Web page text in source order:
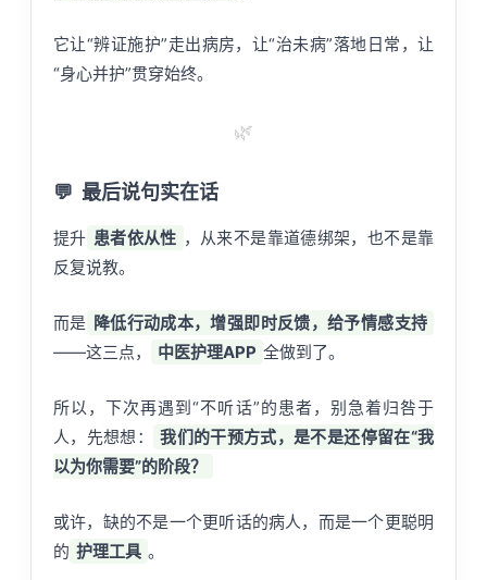
它让“辨证施护”走出病房，让“治未病”落地日常，让
“身心并护”贯穿始终。
🌿
💬 最后说句实在话
提升 患者依从性 ，从来不是靠道德绑架，也不是靠
反复说教。
而是 降低行动成本，增强即时反馈，给予情感支持
——这三点，
中医护理APP 全做到了。
所以，下次再遇到“不听话”的患者，别急着归咎于
人，先想想：
我们的干预方式，是不是还停留在“我
以为你需要”的阶段？
或许，缺的不是一个更听话的病人，而是一个更聪明
的 护理工具 。